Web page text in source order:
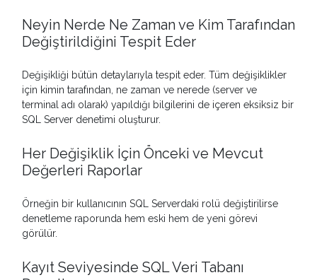
Neyin Nerde Ne Zaman ve Kim Tarafından
Değiştirildiğini Tespit Eder
Değişikliği bütün detaylarıyla tespit eder. Tüm değişiklikler
için kimin tarafından, ne zaman ve nerede (server ve
terminal adı olarak) yapıldığı bilgilerini de içeren eksiksiz bir
SQL Server denetimi oluşturur.
Her Değişiklik İçin Önceki ve Mevcut
Değerleri Raporlar
Örneğin bir kullanıcının SQL Serverdaki rolü değiştirilirse
denetleme raporunda hem eski hem de yeni görevi
görülür.
Kayıt Seviyesinde SQL Veri Tabanı